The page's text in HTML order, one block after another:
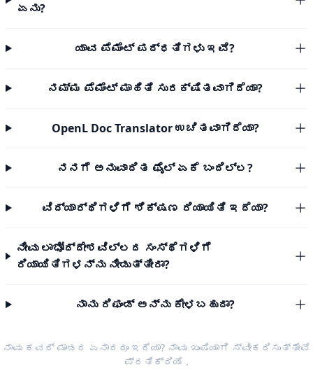
ಏನು?
ಯಾವ ಪೆಮೆಂಟ್ ಪದ್ಧತಿಗಳು ಇವೆ?
ನಮ್ಮ ಪೆಮೆಂಟ್ ಮಾಹಿತಿ ಸುರಕ್ಷಿತವಾಗಿದೆಯಾ?
OpenL Doc Translator ಉಚಿತವಾಗಿದೆಯಾ?
ನನಗೆ ಅನುವಾದಿತ ಫೈಲ್ ಏಕೆ ಬಂದಿಲ್ಲ?
ವಿದ್ಯಾರ್ಥಿಗಳಿಗೆ ಶಿಕ್ಷಣ ರಿಯಾಯಿತಿ ಇದೆಯಾ?
ನೀವು ಲಾಭೋದ್ದೇಶವಿಲ್ಲದ ಸಂಸ್ಥೆಗಳಿಗೆ
ರಿಯಾಯಿತಿಗಳನ್ನು ನೀಡುತ್ತೀರಾ?
ನಾನು ರಿಫಂಡ್ ಅನ್ನು ಕೇಳಬಹುದಾ?
ನಾವು ಕವರ್ ಮಾಡದ ಏನಾದರೂ ಇದೆಯಾ? ನಾವು ಖುಷಿಯಾಗಿ ಸ್ವೀಕರಿಸುತ್ತೇವೆ
ಪ್ರತಿಕ್ರಿಯೆ .